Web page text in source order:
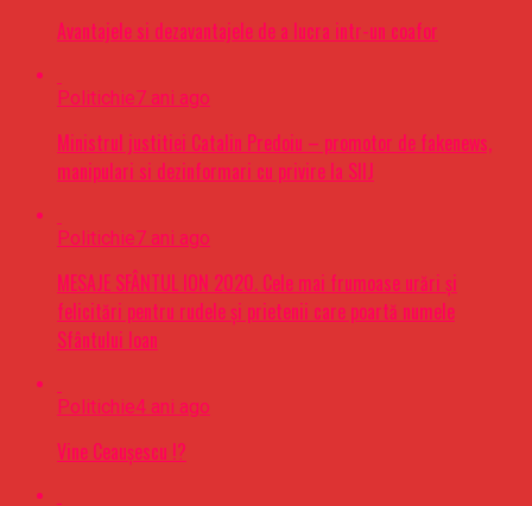
Avantajele si dezavantajele de a lucra intr-un coafor
Politichie7 ani ago
Ministrul justitiei Catalin Predoiu – promotor de fakenews,
manipulari si dezinformari cu privire la SIIJ
Politichie7 ani ago
MESAJE SFÂNTUL ION 2020. Cele mai frumoase urări şi
felicitări pentru rudele şi prietenii care poartă numele
Sfântului Ioan
Politichie4 ani ago
Vine Ceaușescu !?